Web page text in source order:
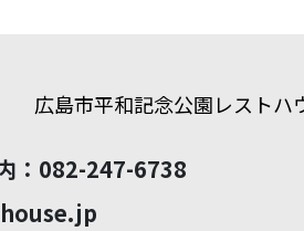
広島市平和記念公園レストハ
：082-247-6738